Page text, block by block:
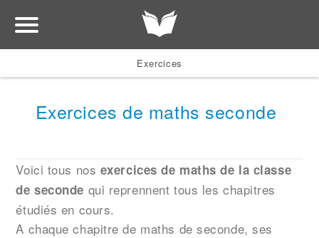
Exercices
Exercices de maths seconde
Voici tous nos exercices de maths de la classe
de seconde qui reprennent tous les chapitres
étudiés en cours.
A chaque chapitre de maths de seconde, ses